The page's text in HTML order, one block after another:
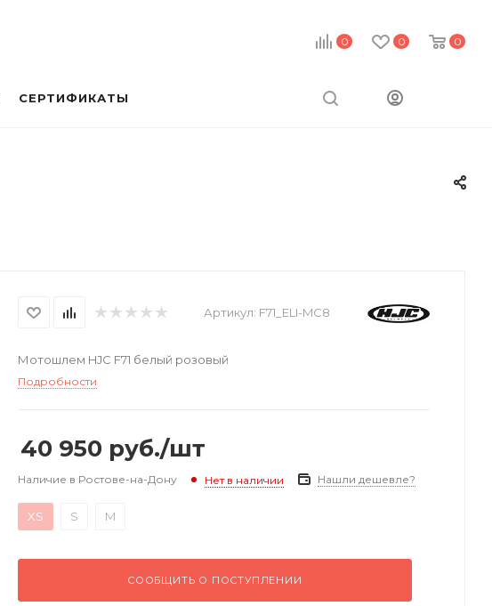
0 0 0
СЕРТИФИКАТЫ
Артикул: F71_ELI-MC8
Мотошлем HJC F71 белый розовый
Подробности
40 950 руб./шт
Наличие в Ростове-на-Дону Нет в наличии Нашли дешевле?
XS S M
СООБЩИТЬ О ПОСТУПЛЕНИИ